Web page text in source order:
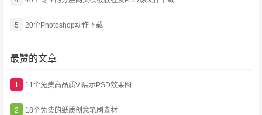
5 20个Photoshop动作下载
最赞的文章
1 11个免费高品质VI展示PSD效果图
2 18个免费的纸质创意笔刷素材